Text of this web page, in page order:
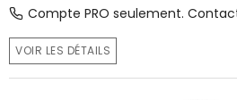
Compte PRO seulement.
VOIR LES DÉTAILS